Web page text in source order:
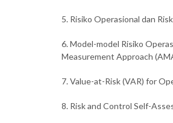
5. Risiko Operasional dan
6. Model-model Risiko
Measurement Approach
7. Value-at-Risk (VAR) for
8. Risk and Control Self-